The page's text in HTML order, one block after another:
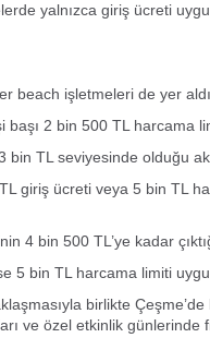
yalnızca giriş ücreti
beach işletmeleri de yer aldı.
2 bin 500 TL harcama
TL seviyesinde olduğu
giriş ücreti veya 5 bin TL
4 bin 500 TL’ye kadar
5 bin TL harcama limiti
birlikte
ve özel etkinlik